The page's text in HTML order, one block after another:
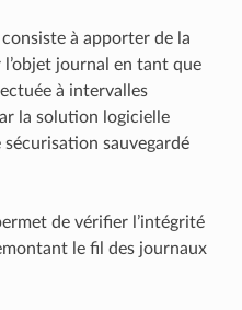
à apporter de la
journal en tant que
à intervalles
la solution logicielle
sauvegardé
de vérifier l’intégrité
le fil des journaux